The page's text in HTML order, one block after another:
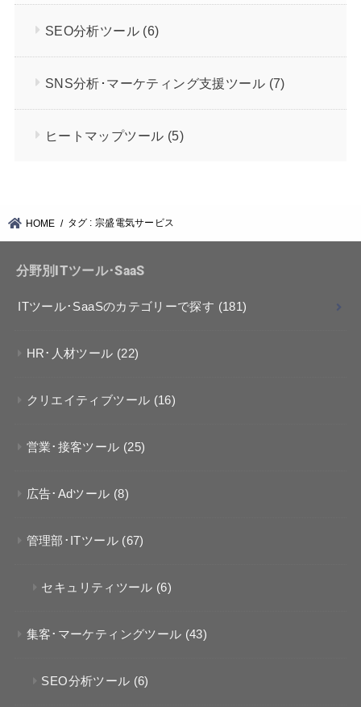
SEO分析ツール (6)
SNS分析･マーケティング支援ツール (7)
ヒートマップツール (5)
HOME タグ : 宗盛電気サービス
分野別ITツール･SaaS
ITツール･SaaSのカテゴリーで探す (181)
HR･人材ツール (22)
クリエイティブツール (16)
営業･接客ツール (25)
広告･Adツール (8)
管理部･ITツール (67)
セキュリティツール (6)
集客･マーケティングツール (43)
SEO分析ツール (6)